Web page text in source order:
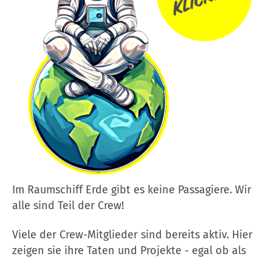
Im Raumschiff Erde gibt es keine Passagiere. Wir
alle sind Teil der Crew!
Viele der Crew-Mitglieder sind bereits aktiv. Hier
zeigen sie ihre Taten und Projekte - egal ob als